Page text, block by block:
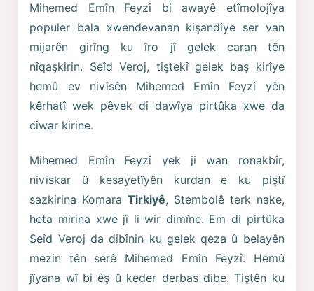
Mihemed Emîn Feyzî bi awayê etîmolojîya
populer bala xwendevanan kişandîye ser van
mijarên girîng ku îro jî gelek caran tên
nîqaşkirin. Seîd Veroj, tiştekî gelek baş kirîye
hemû ev nivîsên Mihemed Emîn Feyzî yên
kêrhatî wek pêvek di dawîya pirtûka xwe da
cîwar kirine.
Mihemed Emîn Feyzî yek ji wan ronakbîr,
nivîskar û kesayetîyên kurdan e ku piştî
sazkirina KomaraTirkiyê, Stembolê terk nake,
heta mirina xwe jî li wir dimîne. Em di pirtûka
Seîd Veroj da dibînin ku gelek qeza û belayên
mezin tên serê Mihemed Emîn Feyzî. Hemû
jîyana wî bi êş û keder derbas dibe. Tiştên ku